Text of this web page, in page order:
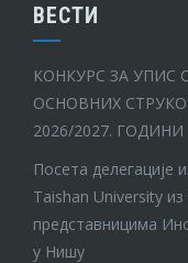
ВЕСТИ
КОНКУРС ЗА УПИС
ОСНОВНИХ
2026/2027. ГОДИНИ
Посета делегације
Taishan University
представницима
у Нишу